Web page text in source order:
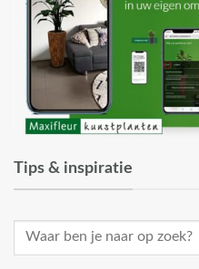
Tips & inspiratie